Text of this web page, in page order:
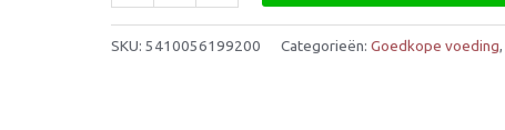
SKU: 5410056199200 Categorieën: Goedkope voeding,